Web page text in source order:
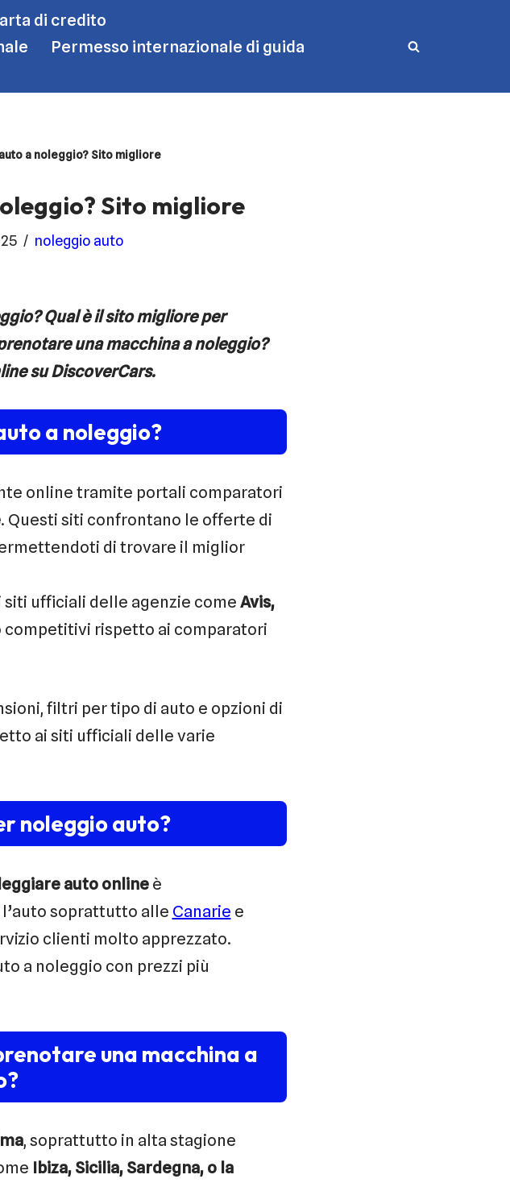
di credito
Permesso internazionale di guida
a noleggio? Sito migliore
Sito migliore
noleggio auto
Qual è il sito migliore per
una macchina a noleggio?
su DiscoverCars.
a noleggio?
online tramite portali comparatori
. Questi siti confrontano le offerte di
di trovare il miglior
ufficiali delle agenzie come Avis,
competitivi rispetto ai comparatori
filtri per tipo di auto e opzioni di
ai siti ufficiali delle varie
noleggio auto?
auto onlineè
soprattutto alle Canarie e
clienti molto apprezzato.
a noleggio con prezzi più
una macchina a
, soprattutto in alta stagione
Ibiza, Sicilia, Sardegna, o la